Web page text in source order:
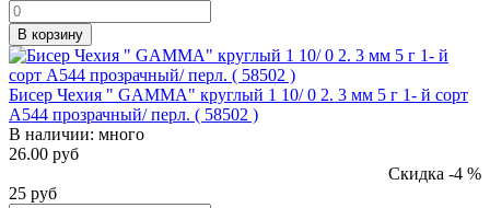
В корзину
Бисер Чехия " GAMMA" круглый 1 10/ 0 2. 3 мм 5 г 1- й сорт
А544 прозрачный/ перл. ( 58502 )
В наличии: много
26.00 руб
Скидка -4 %
25 руб